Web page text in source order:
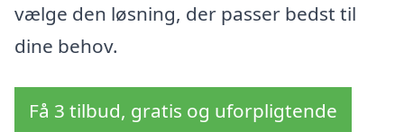
vælge den løsning, der passer bedst til
dine behov.
Få 3 tilbud, gratis og uforpligtende